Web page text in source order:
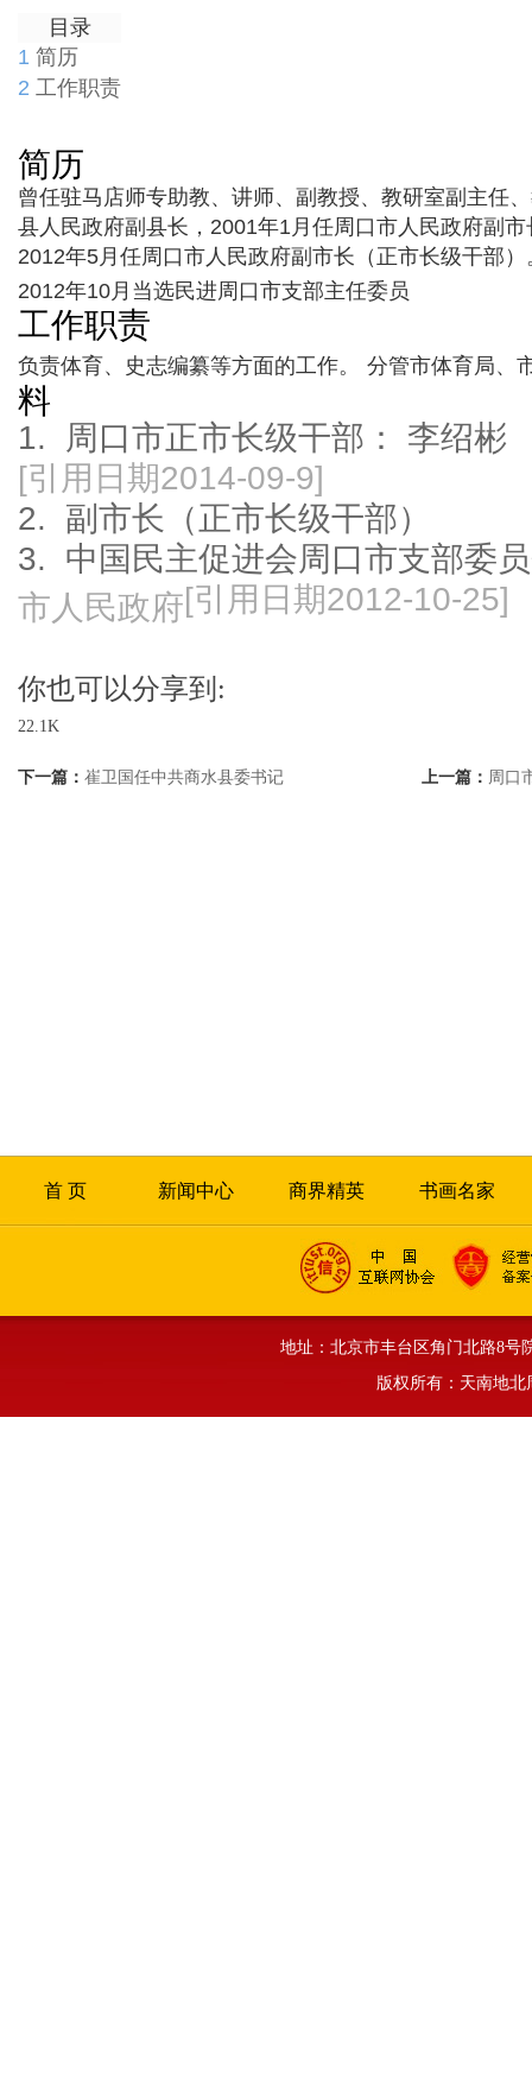
目录
1 简历
2 工作职责
简历
曾任驻马店师专助教、讲师、副教授、教研室副主任
县人民政府副县长，2001年1月任周口市人民政府副市
2012年5月任周口市人民政府副市长（正市长级干部）
2012年10月当选民进周口市支部主任委员
工作职责
负责体育、史志编纂等方面的工作。 分管市体育局、
料
1.
周口市正市长级干部： 李绍彬
[引用日期2014-09-9]
2.
副市长（正市长级干部）
3.
中国民主促进会周口市支部委
市人民政府[引用日期2012-10-25]
你也可以分享到:
22.1K
下一篇： 崔卫国任中共商水县委书记 上一篇： 周口
首 页 新闻中心 商界精英 书画名家
地址：北京市丰台区角门北路8
版权所有：天南地